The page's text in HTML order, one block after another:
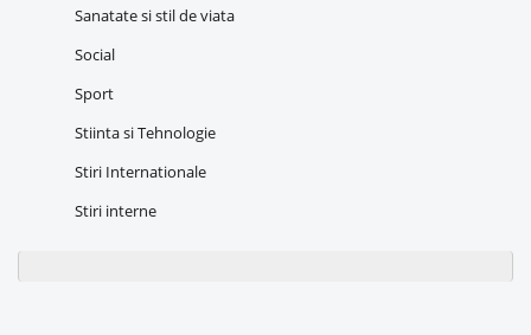
Sanatate si stil de viata
Social
Sport
Stiinta si Tehnologie
Stiri Internationale
Stiri interne